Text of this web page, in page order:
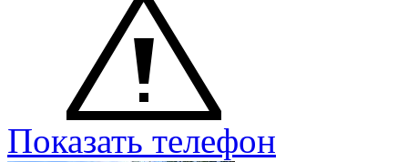
Показать телефон